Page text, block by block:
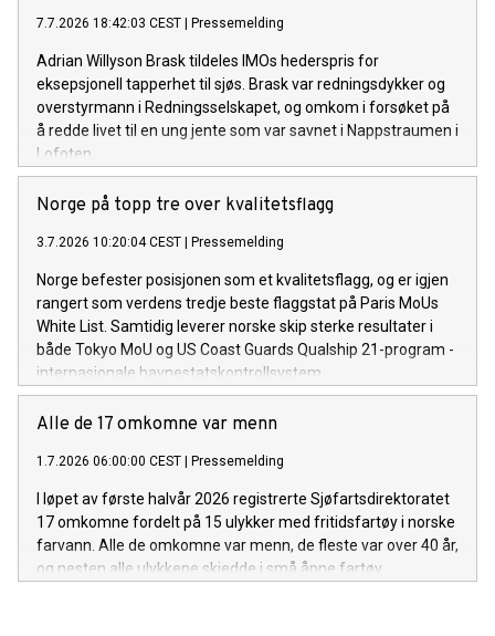
7.7.2026 18:42:03 CEST Pressemelding
Adrian Willyson Brask tildeles IMOs hederspris for
eksepsjonell tapperhet til sjøs. Brask var redningsdykker og
overstyrmann i Redningsselskapet, og omkom i forsøket på
å redde livet til en ung jente som var savnet i Nappstraumen i
Lofoten.
Norge på topp tre over kvalitetsflagg
3.7.2026 10:20:04 CEST Pressemelding
Norge befester posisjonen som et kvalitetsflagg, og er igjen
rangert som verdens tredje beste flaggstat på Paris MoUs
White List. Samtidig leverer norske skip sterke resultater i
både Tokyo MoU og US Coast Guards Qualship 21-program -
internasjonale havnestatskontrollsystem.
Alle de 17 omkomne var menn
1.7.2026 06:00:00 CEST Pressemelding
I løpet av første halvår 2026 registrerte Sjøfartsdirektoratet
17 omkomne fordelt på 15 ulykker med fritidsfartøy i norske
farvann. Alle de omkomne var menn, de fleste var over 40 år,
og nesten alle ulykkene skjedde i små åpne fartøy.